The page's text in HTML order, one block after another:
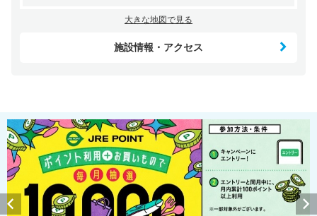
大きな地図で見る
施設情報・アクセス